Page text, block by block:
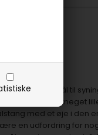
at tråde en nål til
nåleøjet er meget
med et øje i den
en udfordring for